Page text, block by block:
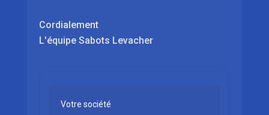
Cordialement
L'équipe Sabots Levacher